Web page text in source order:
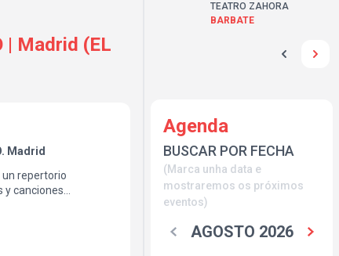
| Madrid (EL
Madrid
repertorio
y canciones
fusionadas con
TEATRO ZAHORA
BARBATE
Agenda
BUSCAR POR FECHA
(Marca unha data e
mostraremos os próximos
eventos)
AGOSTO 2026